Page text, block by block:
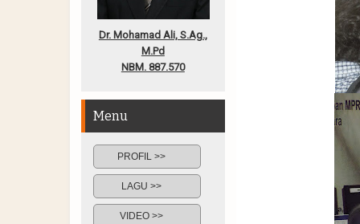
Dr. Mohamad Ali, S.Ag.,
M.Pd
NBM. 887.570
Menu
PROFIL >>
LAGU >>
VIDEO >>